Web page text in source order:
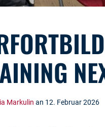
Markulin an 12. Februar 2026